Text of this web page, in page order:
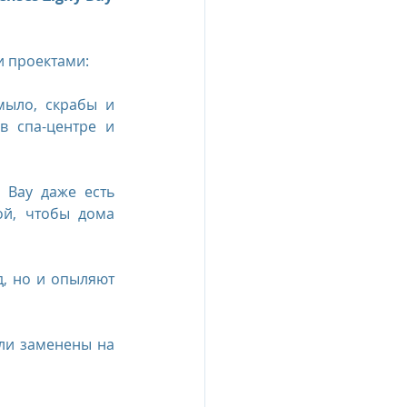
проектами:
скрабы и
спа-центре и
Bay даже есть
чтобы дома
но и опыляют
заменены на